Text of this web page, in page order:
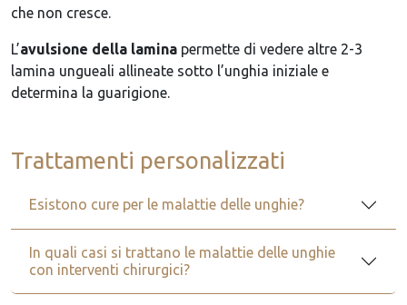
che non cresce.
L’avulsione della lamina permette di vedere altre 2-3
lamina ungueali allineate sotto l’unghia iniziale e
determina la guarigione.
Trattamenti personalizzati
Esistono cure per le malattie delle unghie?
In quali casi si trattano le malattie delle unghie
con interventi chirurgici?